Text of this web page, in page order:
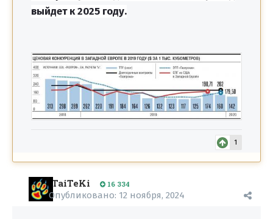
выйдет к 2025 году.
1
TaiTeKi 16 334
Опубликовано: 12 ноября, 2024